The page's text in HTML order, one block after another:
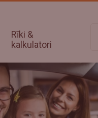
Rīki &
kalkulatori